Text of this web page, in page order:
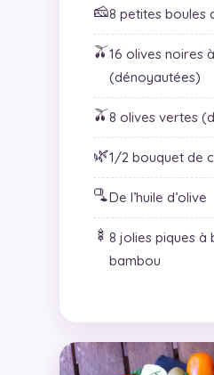
🧀8 petites boules
🫒16 olives noires
(dénoyautées)
🫒8 olives vertes
🌿1/2 bouquet de
🫗De l’huile d’olive
🍢 8 jolies piques à
bambou